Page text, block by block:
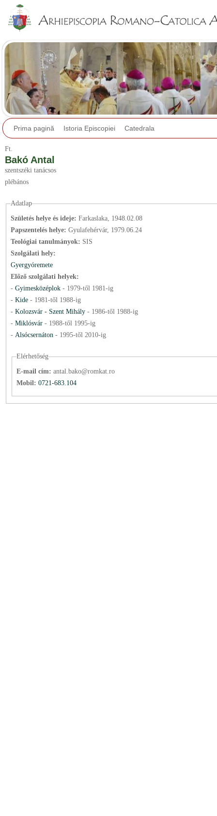
Prima pagină Istoria Episcopiei Catedrala
Ft.
Bakó Antal
szentszéki tanácsos
plébános
Adatlap
Születés helye és ideje: Farkaslaka, 1948.02.08
Papszentelés helye: Gyulafehérvár, 1979.06.24
Teológiai tanulmányok: SIS
Szolgálati hely:
Gyergyóremete
Előző szolgálati helyek:
- Gyimesközéplok- 1979-től 1981-ig
- Kide - 1981-től 1988-ig
- Kolozsvár - Szent Mihály- 1986-től 1988-ig
- Miklósvár - 1988-től 1995-ig
- Alsócsernáton- 1995-től 2010-ig
Elérhetőség
E-mail cím: antal.bako@romkat.ro
Mobil: 0721-683.104